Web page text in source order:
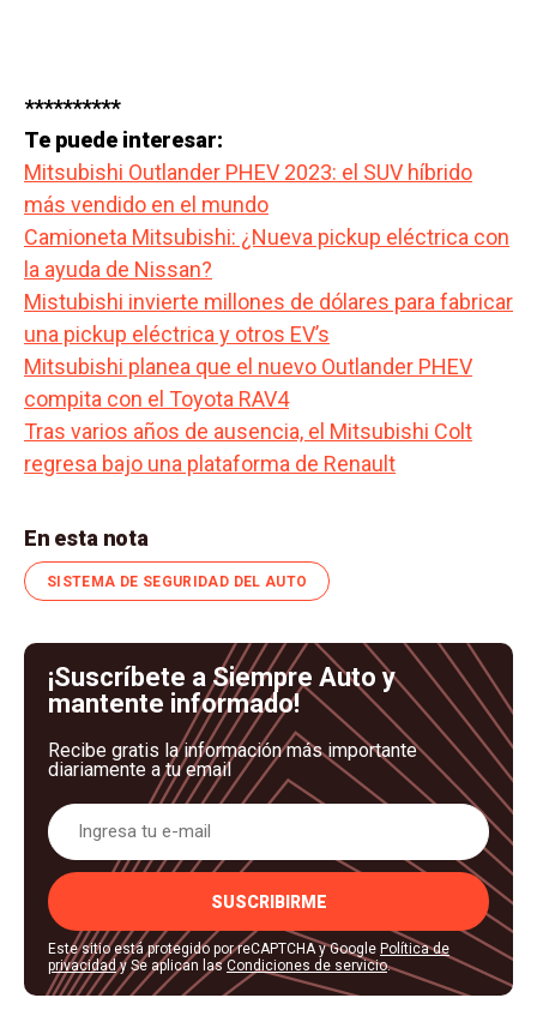
**********
Te puede interesar:
Mitsubishi Outlander PHEV 2023: el SUV híbrido
más vendido en el mundo
Camioneta Mitsubishi: ¿Nueva pickup eléctrica con
la ayuda de Nissan?
Mistubishi invierte millones de dólares para fabricar
una pickup eléctrica y otros EV’s
Mitsubishi planea que el nuevo Outlander PHEV
compita con el Toyota RAV4
Tras varios años de ausencia, el Mitsubishi Colt
regresa bajo una plataforma de Renault
En esta nota
SISTEMA DE SEGURIDAD DEL AUTO
¡Suscríbete a Siempre Auto y
mantente informado!
Recibe gratis la información más importante
diariamente a tu email
SUSCRIBIRME
Este sitio está protegido por reCAPTCHA y Google Política de
privacidady Se aplican lasCondiciones de servicio.